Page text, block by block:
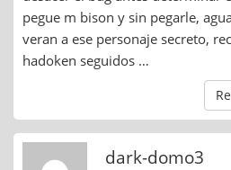
pegue m bison y sin pegarle,
veran a ese personaje secreto,
hadoken seguidos …
dark-domo3